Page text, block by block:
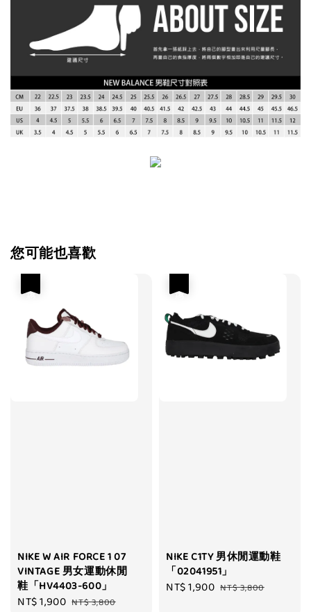
您可能也喜歡
NIKE W AIR FORCE 1 07
VINTAGE 男女運動休閒
鞋「HV4403-600」
Sale
NT$ 1,900 Regular
NT$ 3,800
NIKE C1TY 男休閒運動鞋
「02041951」
Sale
NT$ 1,900 Regular
NT$ 3,800